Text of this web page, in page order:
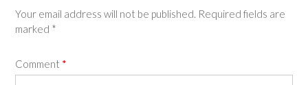
Your email address will not be published. Required fields are
marked *
Comment *